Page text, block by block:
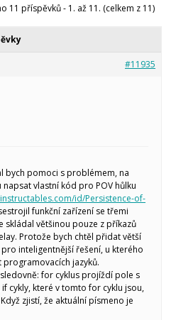
Arduino v příkladech
Arduino roboti
Tinylab
Makeblock
Micro:bit
Videa
Koupit
11 příspěvků - 1. až 11. (celkem z 11)
#11935
bych pomoci s problémem, na
vlastní kód pro POV hůlku
id/Persistence-of-
funkční zařízení se třemi
skládal většinou pouze z příkazů
Protože bych chtěl přidat větší
inteligentnější řešení, u kterého
programovacích jazyků.
for cyklus projíždí pole s
cykly, které v tomto for cyklu jsou,
zjistí, že aktuální písmeno je